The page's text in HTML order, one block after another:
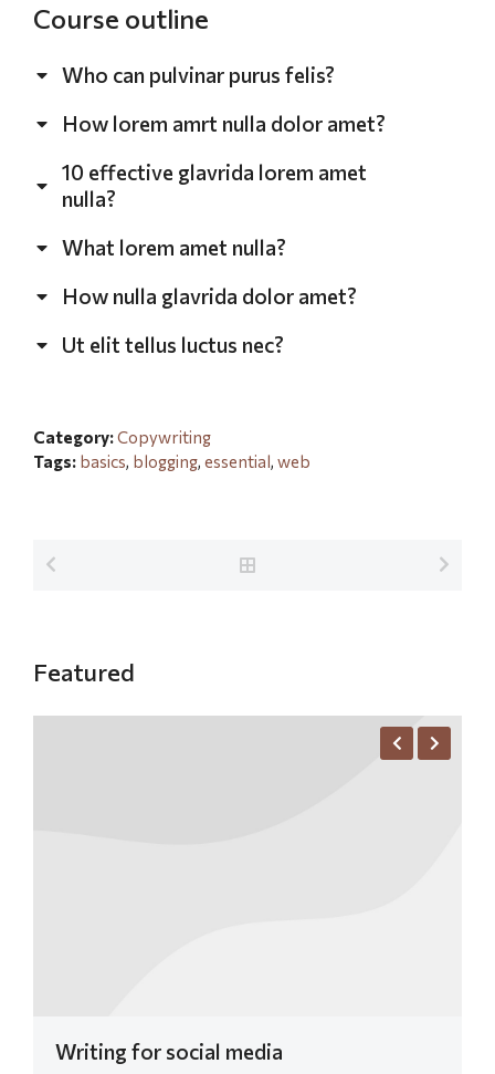
Course outline
Who can pulvinar purus felis?
How lorem amrt nulla dolor amet?
10 effective glavrida lorem amet
nulla?
What lorem amet nulla?
How nulla glavrida dolor amet?
Ut elit tellus luctus nec?
Category:Copywriting
Tags: basics, blogging, essential, web
Featured
Writing for social media